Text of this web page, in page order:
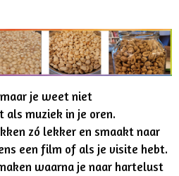
je weet niet
muziek in je oren.
zó lekker en smaakt naar
een film of als je visite hebt.
waarna je naar hartelust